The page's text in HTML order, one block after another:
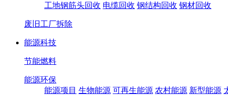
工地钢筋头回收 电缆回收 钢结构回收 钢材回收
废旧工厂拆除
能源科技
节能燃料
能源环保
能源项目 生物能源 可再生能源 农村能源 新型能源